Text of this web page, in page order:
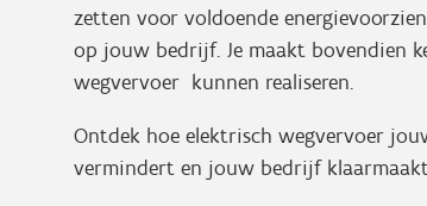
zetten voor voldoende
op jouw bedrijf. Je maakt bovendien
wegvervoer kunnen realiseren.
Ontdek hoe elektrisch wegvervoer
vermindert en jouw bedrijf